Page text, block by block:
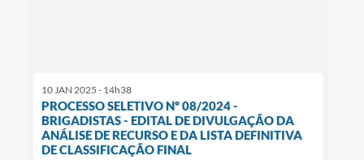
10 JAN 2025 - 14h38
PROCESSO SELETIVO Nº 08/2024 -
BRIGADISTAS - EDITAL DE DIVULGAÇÃO DA
ANÁLISE DE RECURSO E DA LISTA DEFINITIVA
DE CLASSIFICAÇÃO FINAL